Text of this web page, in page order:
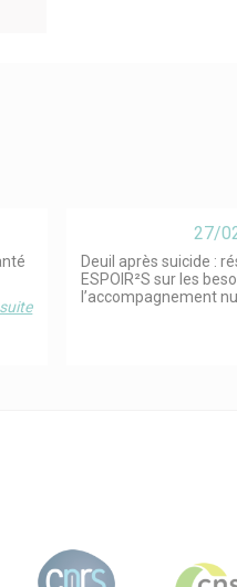
27/
Deuil après suicide :
ESPOIR²S sur les
l’accompagnement